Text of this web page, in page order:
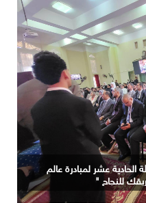
عشر لمبادرة عالم
للنجاح "